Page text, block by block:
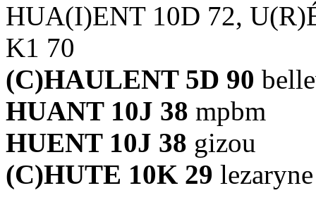
HUA(I)ENT 10D 72,
K1 70
(C)HAULENT 5D 90
HUANT 10J 38 mpbm
HUENT 10J 38 gizou
(C)HUTE 10K 29 lezaryne